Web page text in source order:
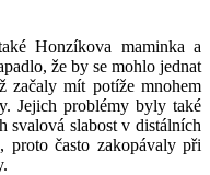
Honzíkova maminka a
že by se mohlo jednat
začaly mít potíže mnohem
Jejich problémy byly také
svalová slabost v distálních
proto často zakopávaly při